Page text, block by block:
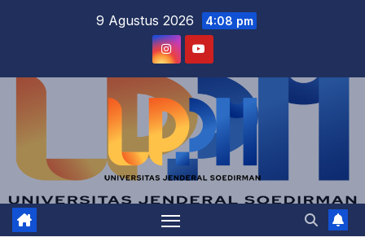
9 Agustus 2026 4:08 pm